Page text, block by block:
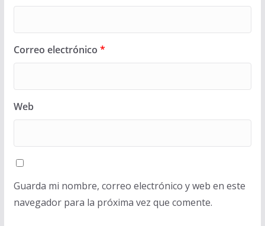
Correo electrónico *
Web
Guarda mi nombre, correo electrónico y web en este
navegador para la próxima vez que comente.